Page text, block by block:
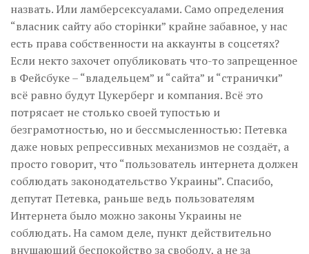
назвать. Или ламберсексуалами. Само определения
“власник сайту або сторінки” крайне забавное, у нас
есть права собственности на аккаунты в соцсетях?
Если некто захочет опубликовать что-то запрещенное
в Фейсбуке – “владельцем” и “сайта” и “странички”
всё равно будут Цукерберг и компания. Всё это
потрясает не столько своей тупостью и
безграмотностью, но и бессмысленностью: Петевка
даже новых репрессивных механизмов не создаёт, а
просто говорит, что “пользователь интернета должен
соблюдать законодательство Украины”. Спасибо,
депутат Петевка, раньше ведь пользователям
Интернета было можно законы Украины не
соблюдать. На самом деле, пункт действительно
внушающий беспокойство за свободу, а не за